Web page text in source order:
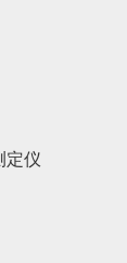
定仪